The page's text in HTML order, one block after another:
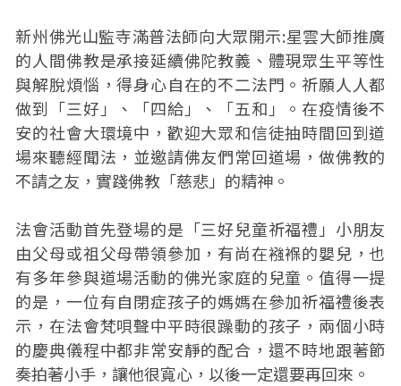
新州佛光山監寺滿普法師向大眾開示:星雲大師推廣
的人間佛教是承接延續佛陀教義、體現眾生平等性
與解脫煩惱，得身心自在的不二法門。祈願人人都
做到「三好」、「四給」、「五和」。在疫情後不
安的社會大環境中，歡迎大眾和信徒抽時間回到道
場來聽經聞法，並邀請佛友們常回道場，做佛教的
不請之友，實踐佛教「慈悲」的精神。
法會活動首先登場的是「三好兒童祈福禮」小朋友
由父母或祖父母帶領參加，有尚在襁褓的嬰兒，也
有多年參與道場活動的佛光家庭的兒童。值得一提
的是，一位有自閉症孩子的媽媽在參加祈福禮後表
示，在法會梵唄聲中平時很躁動的孩子，兩個小時
的慶典儀程中都非常安靜的配合，還不時地跟著節
奏拍著小手，讓他很寬心，以後一定還要再回來。